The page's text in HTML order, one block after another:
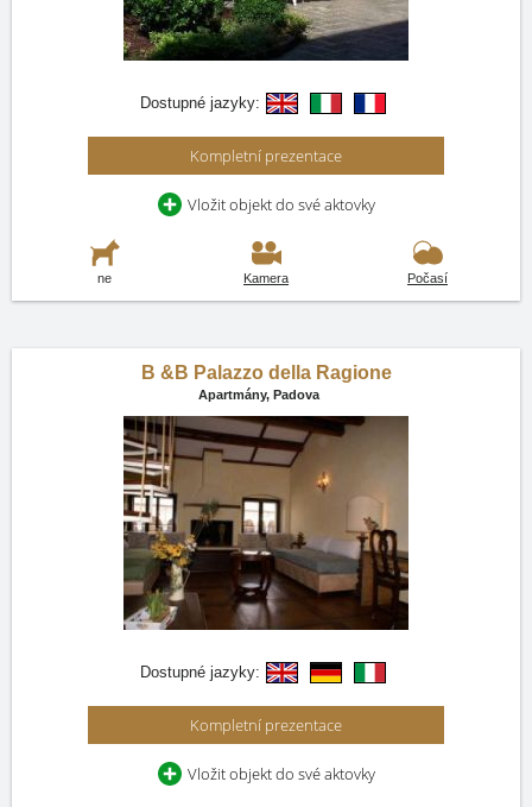
Dostupné jazyky:
Kompletní prezentace
Vložit objekt do své aktovky
ne Kamera Počasí
B &B Palazzo della Ragione
Apartmány, Padova
Dostupné jazyky:
Kompletní prezentace
Vložit objekt do své aktovky